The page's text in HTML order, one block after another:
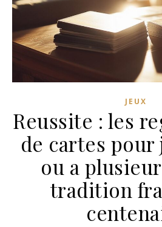
JEUX
Reussite : les
de cartes pour
ou a
tradition